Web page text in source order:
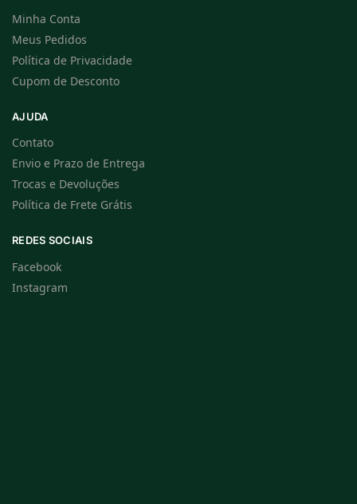
Minha Conta
Meus Pedidos
Política de Privacidade
Cupom de Desconto
AJUDA
Contato
Envio e Prazo de Entrega
Trocas e Devoluções
Política de Frete Grátis
REDES SOCIAIS
Facebook
Instagram